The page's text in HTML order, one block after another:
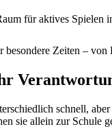
für aktives Spielen
Zeiten – von
schnell,
sie allein zur Schule